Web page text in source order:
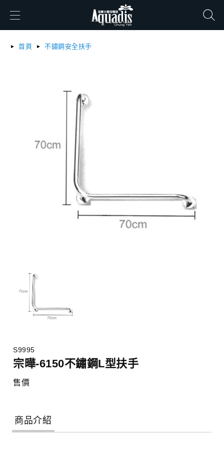
首頁 不鏽鋼安全扶手
S9995
宗曄-6150不鏽鋼L型扶手
售價
商品介紹